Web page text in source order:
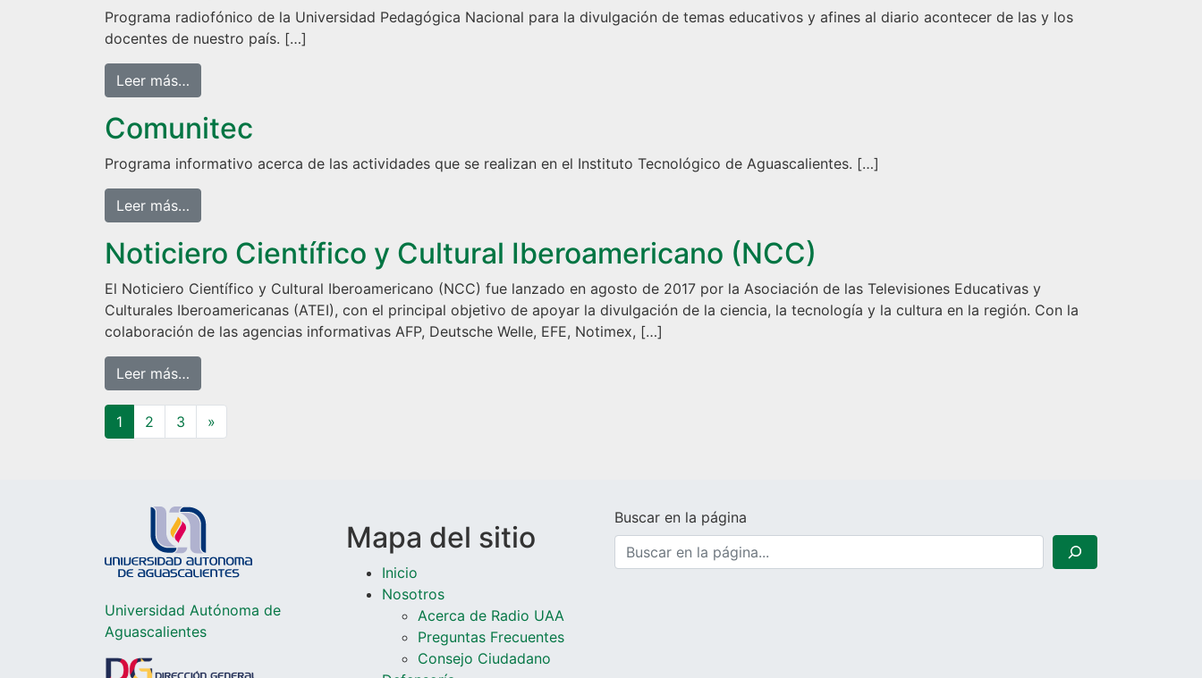
Programa radiofónico de la Universidad Pedagógica Nacional para la divulgación de temas educativos y afines al diario acontecer de las y los
docentes de nuestro país. […]
Leer más…
Comunitec
Programa informativo acerca de las actividades que se realizan en el Instituto Tecnológico de Aguascalientes. […]
Leer más…
Noticiero Científico y Cultural Iberoamericano (NCC)
El Noticiero Científico y Cultural Iberoamericano (NCC) fue lanzado en agosto de 2017 por la Asociación de las Televisiones Educativas y
Culturales Iberoamericanas (ATEI), con el principal objetivo de apoyar la divulgación de la ciencia, la tecnología y la cultura en la región. Con la
colaboración de las agencias informativas AFP, Deutsche Welle, EFE, Notimex, […]
Leer más…
Navegación de entradas
1 2 3 »
Universidad Autónoma de
Aguascalientes
Mapa del sitio
Inicio
Nosotros
Acerca de Radio UAA
Preguntas Frecuentes
Consejo Ciudadano
Buscar en la página